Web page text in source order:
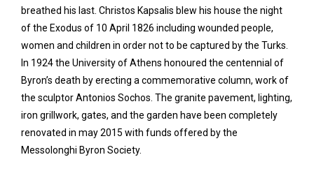
breathed his last. Christos Kapsalis blew his house the night
of the Exodus of 10 April 1826 including wounded people,
women and children in order not to be captured by the Turks.
In 1924 the University of Athens honoured the centennial of
Byron’s death by erecting a commemorative column, work of
the sculptor Antonios Sochos. The granite pavement, lighting,
iron grillwork, gates, and the garden have been completely
renovated in may 2015 with funds offered by the
Messolonghi Byron Society.